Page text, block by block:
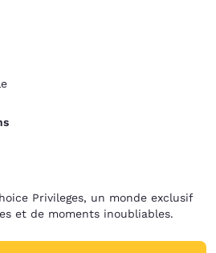
Privileges, un monde exclusif
et de moments inoubliables.